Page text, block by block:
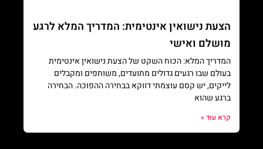
הצעת נישואין אינטימית: המדריך המלא לרגע
מושלם ואישי
המדריך המלא: הכוח השקט של הצעת נישואין אינטימית
בעולם שבו רגעים גדולים מתועדים, משותפים ומקבלים
לייקים, יש קסם עוצמתי דווקא בבחירה ההפוכה. הבחירה
ברגע שהוא
קרא עוד »